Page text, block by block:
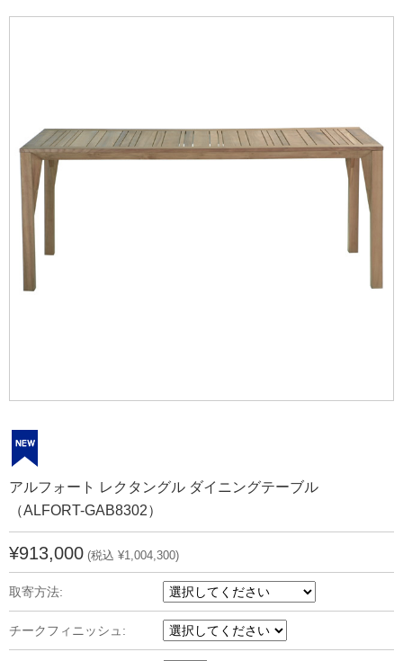
アルフォート レクタングル ダイニングテーブル
（ALFORT-GAB8302）
¥913,000 (税込 ¥1,004,300)
取寄方法:
チークフィニッシュ: